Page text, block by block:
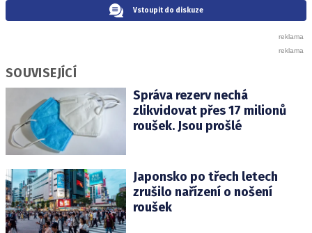
Vstoupit do diskuze
SOUVISEJÍCÍ
Správa rezerv nechá
zlikvidovat přes 17 milionů
roušek. Jsou prošlé
Japonsko po třech letech
zrušilo nařízení o nošení
roušek